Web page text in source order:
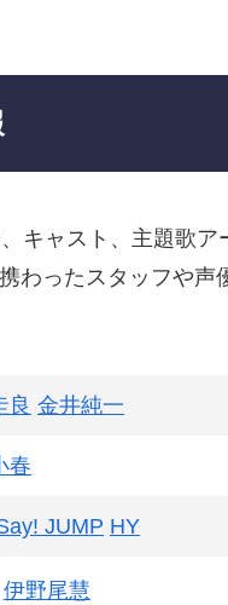
キャスト、主題歌
わったスタッフや
良 金井純一
春
JUMP HY
伊野尾慧